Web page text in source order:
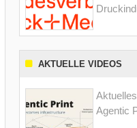
AKTUELLE VIDEOS
Agentic